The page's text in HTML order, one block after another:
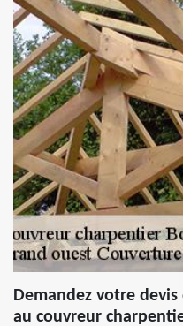
Demandez votre
au couvreur